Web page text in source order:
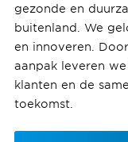
gezonde en
buitenland. We
en innoveren.
aanpak leveren
klanten en de
toekomst.